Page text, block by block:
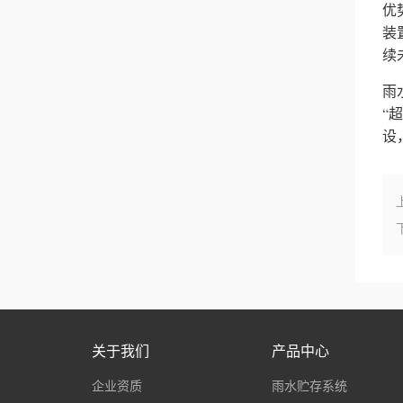
优
装
续
雨
“
设
关于我们
企业资质
产品中心
雨水贮存系统